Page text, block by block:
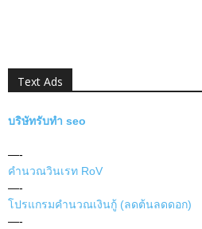
Text Ads
บริษัทรับทำ seo
—-
คำนวณวินเรท RoV
—-
โปรแกรมคำนวณเงินกู้ (ลดต้นลดดอก)
—-